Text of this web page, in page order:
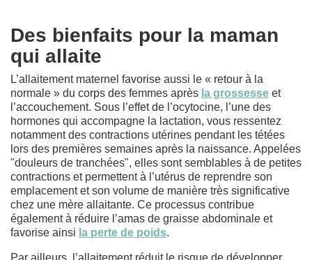
Des bienfaits pour la maman
qui allaite
L’allaitement maternel favorise aussi le « retour à la
normale » du corps des femmes après la grossesse et
l’accouchement. Sous l’effet de l’ocytocine, l’une des
hormones qui accompagne la lactation, vous ressentez
notamment des contractions utérines pendant les tétées
lors des premières semaines après la naissance. Appelées
"douleurs de tranchées", elles sont semblables à de petites
contractions et permettent à l’utérus de reprendre son
emplacement et son volume de manière très significative
chez une mère allaitante. Ce processus contribue
également à réduire l’amas de graisse abdominale et
favorise ainsi la perte de poids.
Par ailleurs, l’allaitement réduit le risque de développer